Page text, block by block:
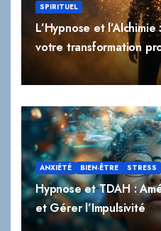
SPIRITUEL
L’Hypnose et
votre transformation
ANXIÉTÉ BIEN-ÊTRE STRESS
Hypnose et TDAH :
et Gérer l’Impulsivité